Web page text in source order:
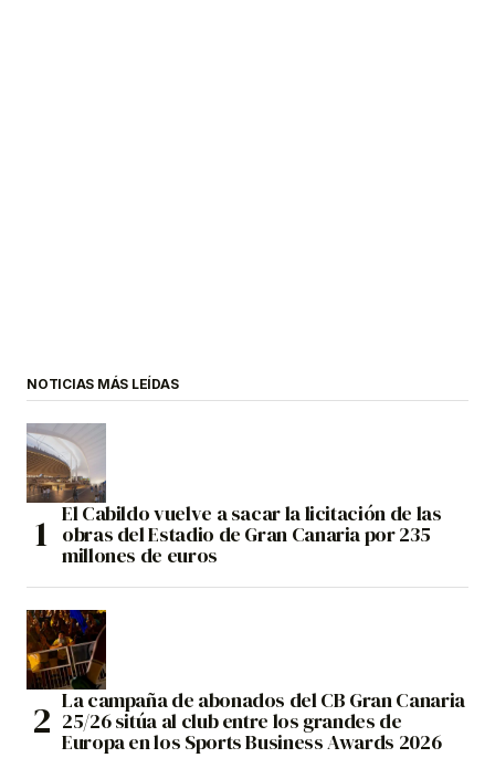
NOTICIAS MÁS LEÍDAS
El Cabildo vuelve a sacar la licitación de las
obras del Estadio de Gran Canaria por 235
millones de euros
La campaña de abonados del CB Gran Canaria
25/26 sitúa al club entre los grandes de
Europa en los Sports Business Awards 2026